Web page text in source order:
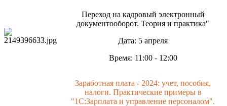
Переход на кадровый электронный
документооборот. Теория и практика"
Дата: 5 апреля
Время: 11:00 - 12:00
Заработная плата - 2024: учет, пособия,
налоги. Практические примеры в
"1С:Зарплата и управление персоналом".